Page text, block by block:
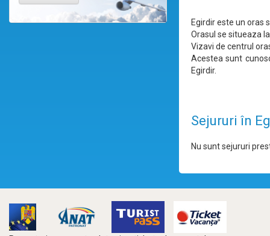
Egirdir este un oras
Orasul se situeaza
Vizavi de centrul
Acestea sunt
Egirdir.
Sejururi în
Nu sunt sejururi